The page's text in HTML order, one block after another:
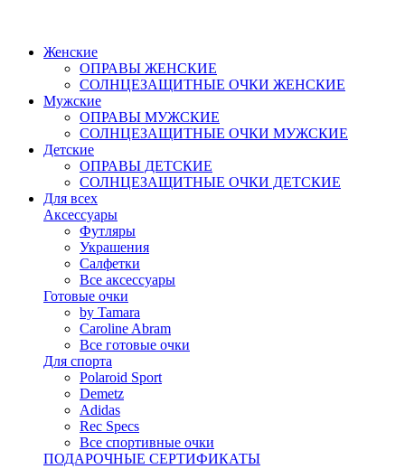
Женские
ОПРАВЫ ЖЕНСКИЕ
СОЛНЦЕЗАЩИТНЫЕ ОЧКИ ЖЕНСКИЕ
Мужские
ОПРАВЫ МУЖСКИЕ
СОЛНЦЕЗАЩИТНЫЕ ОЧКИ МУЖСКИЕ
Детские
ОПРАВЫ ДЕТСКИЕ
СОЛНЦЕЗАЩИТНЫЕ ОЧКИ ДЕТСКИЕ
Для всех
Аксессуары
Футляры
Украшения
Салфетки
Все аксессуары
Готовые очки
by Tamara
Caroline Abram
Все готовые очки
Для спорта
Polaroid Sport
Demetz
Adidas
Rec Specs
Все спортивные очки
ПОДАРОЧНЫЕ СЕРТИФИКАТЫ